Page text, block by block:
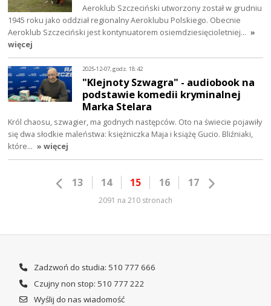
Aeroklub Szczeciński utworzony został w grudniu
1945 roku jako oddział regionalny Aeroklubu Polskiego. Obecnie
Aeroklub Szczeciński jest kontynuatorem osiemdziesięcioletniej… »
więcej
2025-12-07, godz. 18:42
"Klejnoty Szwagra" - audiobook na
podstawie komedii kryminalnej
Marka Stelara
Król chaosu, szwagier, ma godnych następców. Oto na świecie pojawiły
się dwa słodkie maleństwa: księżniczka Maja i książę Gucio. Bliźniaki,
które… » więcej
13 14 15 16 17
2091 na 210 stronach
Zadzwoń do studia: 510 777 666
Czujny non stop: 510 777 222
Wyślij do nas wiadomość